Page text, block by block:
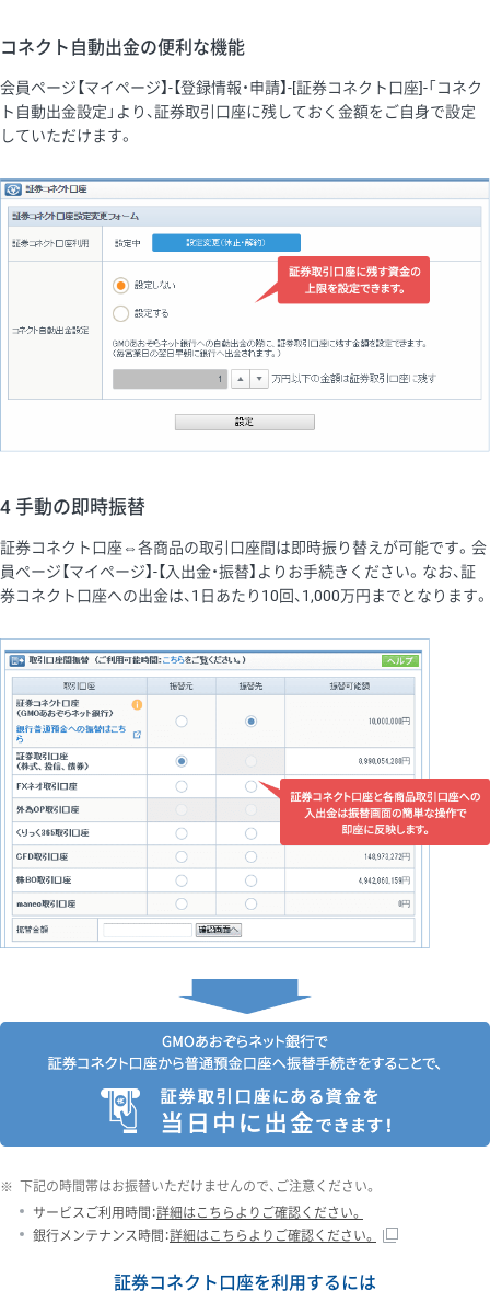
コネクト自動出金の便利な機能
会員ページ【マイページ】-【登録情報・申請】-[証券コネクト口座]-「コネク
ト自動出金設定」より、証券取引口座に残しておく金額をご自身で設定
していただけます。
4 手動の即時振替
証券コネクト口座⇔各商品の取引口座間は即時振り替えが可能です。会
員ページ【マイページ】-【入出金・振替】よりお手続きください。なお、証
券コネクト口座への出金は、1日あたり10回、1,000万円までとなります。
※
下記の時間帯はお振替いただけませんので、ご注意ください。
サービスご利用時間：詳細はこちらよりご確認ください。
銀行メンテナンス時間：詳細はこちらよりご確認ください。
証券コネクト口座を利用するには